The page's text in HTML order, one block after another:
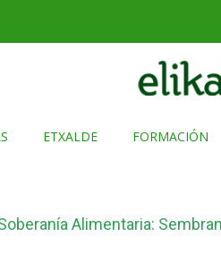
ETXALDE FORMACIÓN
Alimentaria: